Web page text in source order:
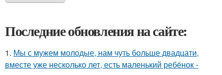
Последние обновления на сайте:
1. Мы с мужем молодые, нам чуть больше двадцати,
вместе уже несколько лет, есть маленький ребёнок -